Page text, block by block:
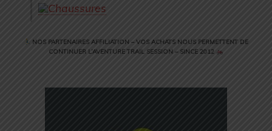
NOS PARTENAIRES AFFILIATION – VOS ACHATS NOUS PERMETTENT DE
CONTINUER L’AVENTURE TRAIL SESSION – SINCE 2012